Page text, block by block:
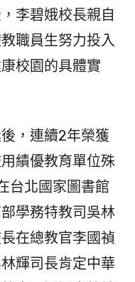
李碧娥校長親自
職員生努力投入
校園的具體實
，連續2年榮獲
績優教育單位殊
台北國家圖書館
學務特教司吳林
在總教官李國禎
輝司長肯定中華